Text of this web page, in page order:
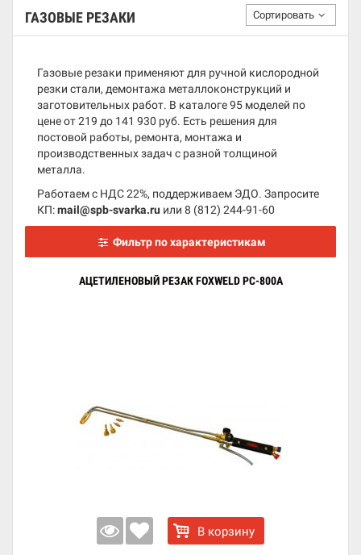
ГАЗОВЫЕ РЕЗАКИ Сортировать
Газовые резаки применяют для ручной кислородной
резки стали, демонтажа металлоконструкций и
заготовительных работ. В каталоге 95 моделей по
цене от 219 до 141 930 руб. Есть решения для
постовой работы, ремонта, монтажа и
производственных задач с разной толщиной
металла.
Работаем с НДС 22%, поддерживаем ЭДО. Запросите
КП:mail@spb-svarka.ru или 8 (812) 244-91-60
Фильтр по характеристикам
АЦЕТИЛЕНОВЫЙ РЕЗАК FOXWELD РС-800А
В корзину